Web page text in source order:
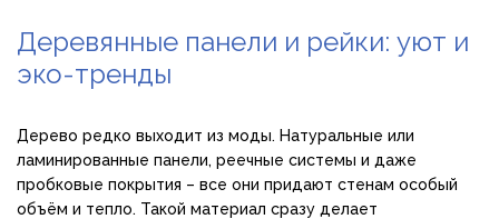
Деревянные панели и рейки: уют и
эко-тренды
Дерево редко выходит из моды. Натуральные или
ламинированные панели, реечные системы и даже
пробковые покрытия – все они придают стенам особый
объём и тепло. Такой материал сразу делает